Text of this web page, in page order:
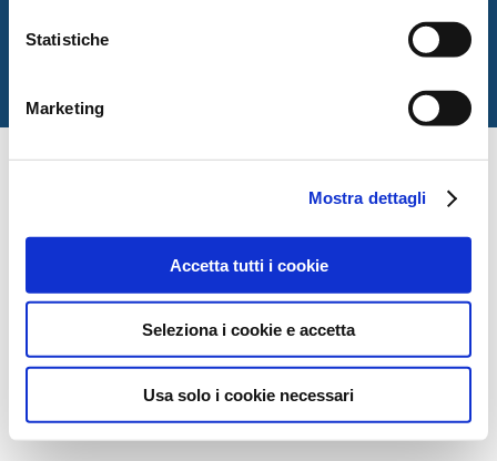
Statistiche
Marketing
Mostra dettagli
Accetta tutti i cookie
Seleziona i cookie e accetta
Usa solo i cookie necessari
Dipartimento di Giurisprudenza — Università degli Studi